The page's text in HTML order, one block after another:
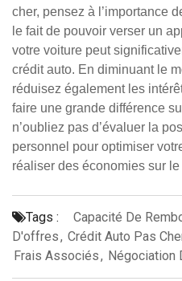
cher, pensez à l’importance
le fait de pouvoir verser un
votre voiture peut
crédit auto. En diminuant le
réduisez également les
faire une grande différence
n’oubliez pas d’évaluer la
personnel pour optimiser
réaliser des économies sur
Tags : Capacité De
D'offres, Crédit Auto Pas
Frais Associés, Négociation